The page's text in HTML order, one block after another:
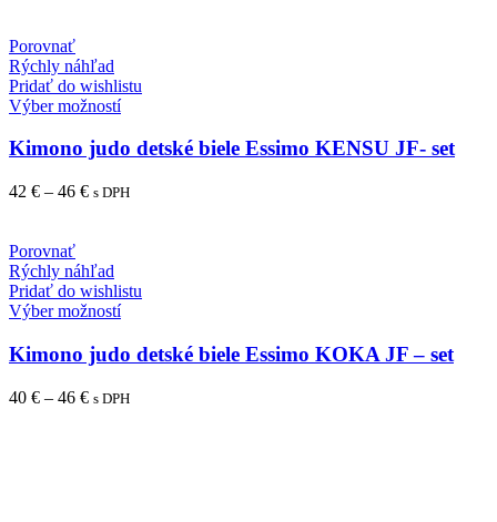
Porovnať
Rýchly náhľad
Pridať do wishlistu
Výber možností
Kimono judo detské biele Essimo KENSU JF- set
42 € – 46 € s DPH
Porovnať
Rýchly náhľad
Pridať do wishlistu
Výber možností
Kimono judo detské biele Essimo KOKA JF – set
40 € – 46 € s DPH